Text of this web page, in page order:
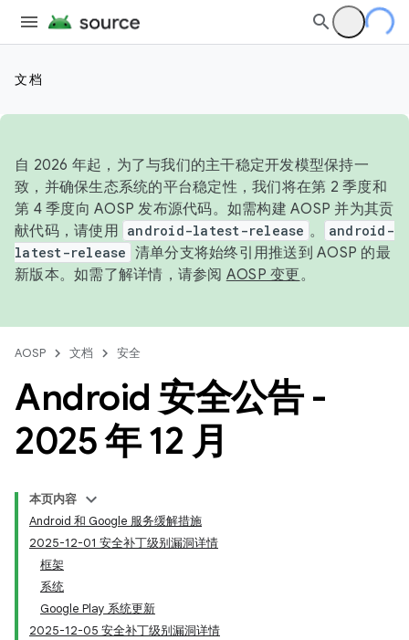
文档
自 2026 年起，为了与我们的主干稳定开发模型保持一
致，并确保生态系统的平台稳定性，我们将在第 2 季度和
第 4 季度向 AOSP 发布源代码。如需构建 AOSP 并为其贡
献代码，请使用 android-latest-release 。
android-
latest-release 清单分支将始终引用推送到 AOSP 的最
新版本。如需了解详情，请参阅 AOSP 变更。
AOSP 文档 安全
Android 安全公告 -
2025 年 12 月
本页内容
Android 和 Google 服务缓解措施
2025-12-01 安全补丁级别漏洞详情
框架
系统
Google Play 系统更新
2025-12-05 安全补丁级别漏洞详情